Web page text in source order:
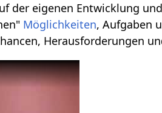
der eigenen Entwicklung
Möglichkeiten, Aufgaben
Herausforderungen